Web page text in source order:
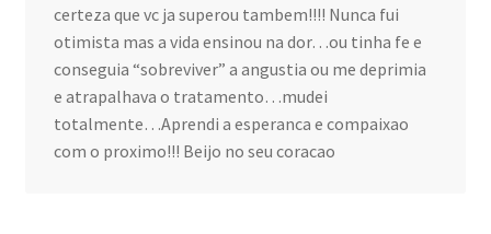
certeza que vc ja superou tambem!!!! Nunca fui
otimista mas a vida ensinou na dor…ou tinha fe e
conseguia “sobreviver” a angustia ou me deprimia
e atrapalhava o tratamento…mudei
totalmente…Aprendi a esperanca e compaixao
com o proximo!!! Beijo no seu coracao